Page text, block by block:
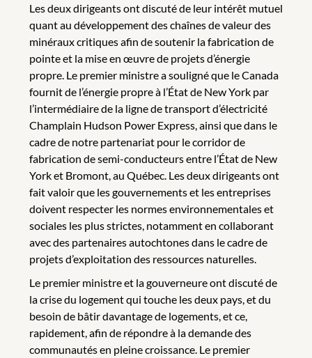
Les deux dirigeants ont discuté de leur intérêt mutuel
quant au développement des chaînes de valeur des
minéraux critiques afin de soutenir la fabrication de
pointe et la mise en œuvre de projets d’énergie
propre. Le premier ministre a souligné que le Canada
fournit de l’énergie propre à l’État de New York par
l’intermédiaire de la ligne de transport d’électricité
Champlain Hudson Power Express, ainsi que dans le
cadre de notre partenariat pour le corridor de
fabrication de semi-conducteurs entre l’État de New
York et Bromont, au Québec. Les deux dirigeants ont
fait valoir que les gouvernements et les entreprises
doivent respecter les normes environnementales et
sociales les plus strictes, notamment en collaborant
avec des partenaires autochtones dans le cadre de
projets d’exploitation des ressources naturelles.
Le premier ministre et la gouverneure ont discuté de
la crise du logement qui touche les deux pays, et du
besoin de bâtir davantage de logements, et ce,
rapidement, afin de répondre à la demande des
communautés en pleine croissance. Le premier